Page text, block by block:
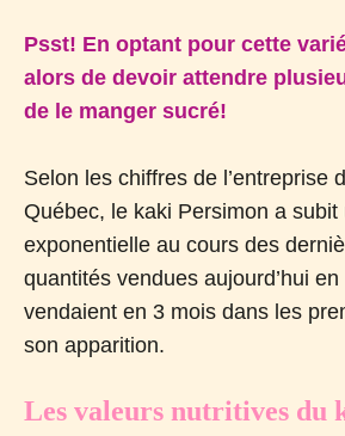
Psst! En optant pour cette
alors de devoir attendre
de le manger sucré!
Selon les chiffres de l’entreprise
Québec, le kaki Persimon a
exponentielle au cours des
quantités vendues aujourd’hui
vendaient en 3 mois dans les
son apparition.
Les valeurs nutritives du